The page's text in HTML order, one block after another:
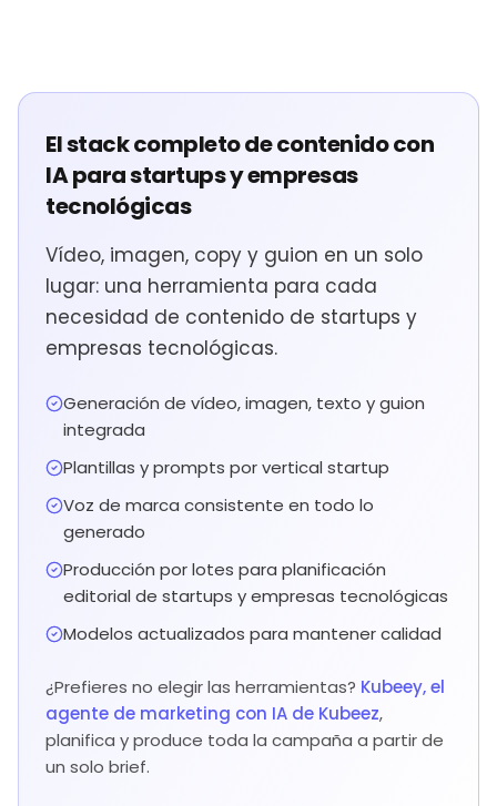
El stack completo de contenido con
IA para startups y empresas
tecnológicas
Vídeo, imagen, copy y guion en un solo
lugar: una herramienta para cada
necesidad de contenido de startups y
empresas tecnológicas.
Generación de vídeo, imagen, texto y guion
integrada
Plantillas y prompts por vertical startup
Voz de marca consistente en todo lo
generado
Producción por lotes para planificación
editorial de startups y empresas tecnológicas
Modelos actualizados para mantener calidad
¿Prefieres no elegir las herramientas? Kubeey, el
agente de marketing con IA de Kubeez,
planifica y produce toda la campaña a partir de
un solo brief.